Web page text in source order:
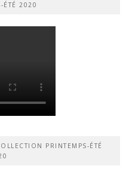
ÉTÉ 2020
PRINTEMPS-ÉTÉ